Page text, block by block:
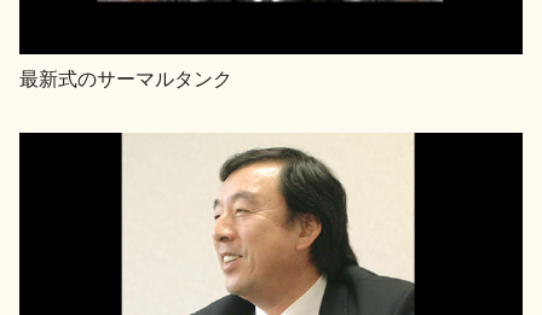
最新式のサーマルタンク